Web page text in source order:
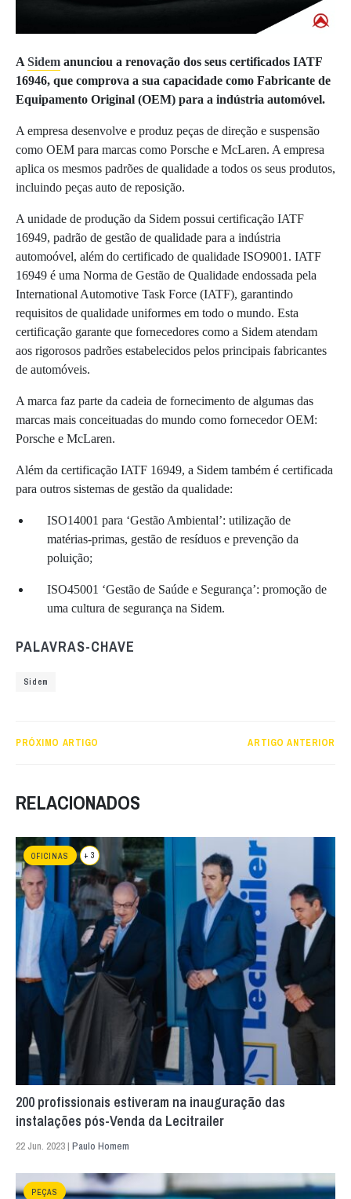
A Sidem anunciou a renovação dos seus certificados IATF
16946, que comprova a sua capacidade como Fabricante de
Equipamento Original (OEM) para a indústria automóvel.
A empresa desenvolve e produz peças de direção e suspensão
como OEM para marcas como Porsche e McLaren. A empresa
aplica os mesmos padrões de qualidade a todos os seus produtos,
incluindo peças auto de reposição.
A unidade de produção da Sidem possui certificação IATF
16949, padrão de gestão de qualidade para a indústria
automoóvel, além do certificado de qualidade ISO9001. IATF
16949 é uma Norma de Gestão de Qualidade endossada pela
International Automotive Task Force (IATF), garantindo
requisitos de qualidade uniformes em todo o mundo. Esta
certificação garante que fornecedores como a Sidem atendam
aos rigorosos padrões estabelecidos pelos principais fabricantes
de automóveis.
A marca faz parte da cadeia de fornecimento de algumas das
marcas mais conceituadas do mundo como fornecedor OEM:
Porsche e McLaren.
Além da certificação IATF 16949, a Sidem também é certificada
para outros sistemas de gestão da qualidade:
ISO14001 para ‘Gestão Ambiental’: utilização de
matérias-primas, gestão de resíduos e prevenção da
poluição;
ISO45001 ‘Gestão de Saúde e Segurança’: promoção de
uma cultura de segurança na Sidem.
PALAVRAS-CHAVE
Sidem
PRÓXIMO ARTIGO ARTIGO ANTERIOR
RELACIONADOS
OFICINAS + 3
200 profissionais estiveram na inauguração das
instalações pós-Venda da Lecitrailer
22 Jun. 2023 | Paulo Homem
PEÇAS